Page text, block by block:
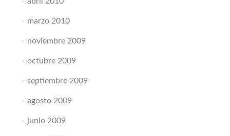
marzo 2010
noviembre 2009
octubre 2009
septiembre 2009
agosto 2009
junio 2009